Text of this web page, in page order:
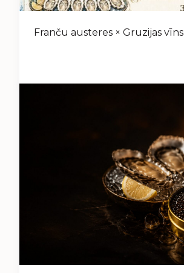
Franču austeres × Gruzijas vīns